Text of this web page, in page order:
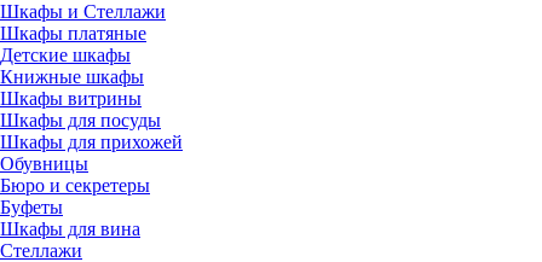
Шкафы и Стеллажи
Шкафы платяные
Детские шкафы
Книжные шкафы
Шкафы витрины
Шкафы для посуды
Шкафы для прихожей
Обувницы
Бюро и секретеры
Буфеты
Шкафы для вина
Стеллажи